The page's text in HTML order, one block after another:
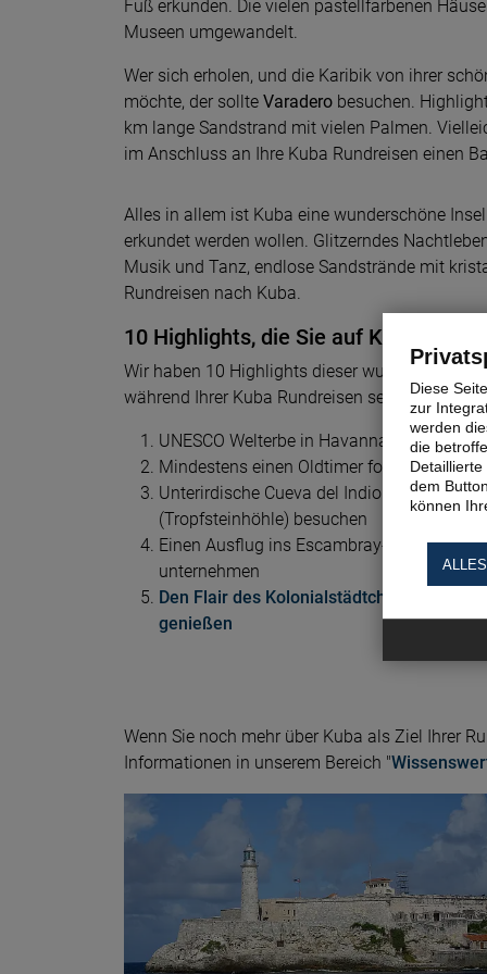
Fuß erkunden. Die vielen pastellfarbenen
Museen umgewandelt.
Wer sich erholen, und die Karibik von ihrer
möchte, der sollte Varadero besuchen.
km lange Sandstrand mit vielen Palmen.
im Anschluss an Ihre Kuba Rundreisen einen
Alles in allem ist Kuba eine wunderschöne
erkundet werden wollen. Glitzerndes
Musik und Tanz, endlose Sandstrände mit
Rundreisen nach Kuba.
10 Highlights, die Sie auf Kuba
Wir haben 10 Highlights dieser wunderbaren
während Ihrer Kuba Rundreisen sehen und
UNESCO Welterbe in Havanna erleben
Mindestens einen Oldtimer fotografieren
Unterirdische Cueva del Indio
(Tropfsteinhöhle) besuchen
Einen Ausflug ins Escambray-Gebirge
unternehmen
Den Flair des Kolonialstädtchens Trinidad
genießen
Wenn Sie noch mehr über Kuba als Ziel Ihrer
Informationen in unserem Bereich "
Diese
zur
werden
die
dem
können